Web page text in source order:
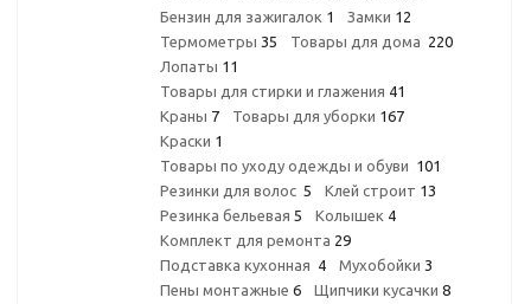
Бензин для зажигалок 1 Замки 12
Термометры 35 Товары для дома 220
Лопаты 11
Товары для стирки и глажения 41
Краны 7 Товары для уборки 167
Краски 1
Товары по уходу одежды и обуви 101
Резинки для волос 5 Клей строит 13
Резинка бельевая 5 Колышек 4
Комплект для ремонта 29
Подставка кухонная 4 Мухобойки 3
Пены монтажные 6 Щипчики кусачки 8